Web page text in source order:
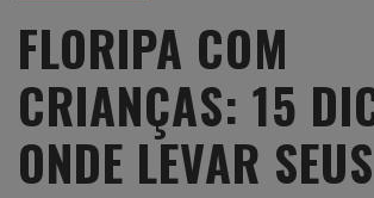
FLORIPA COM
CRIANÇAS: 15
ONDE LEVAR SEUS